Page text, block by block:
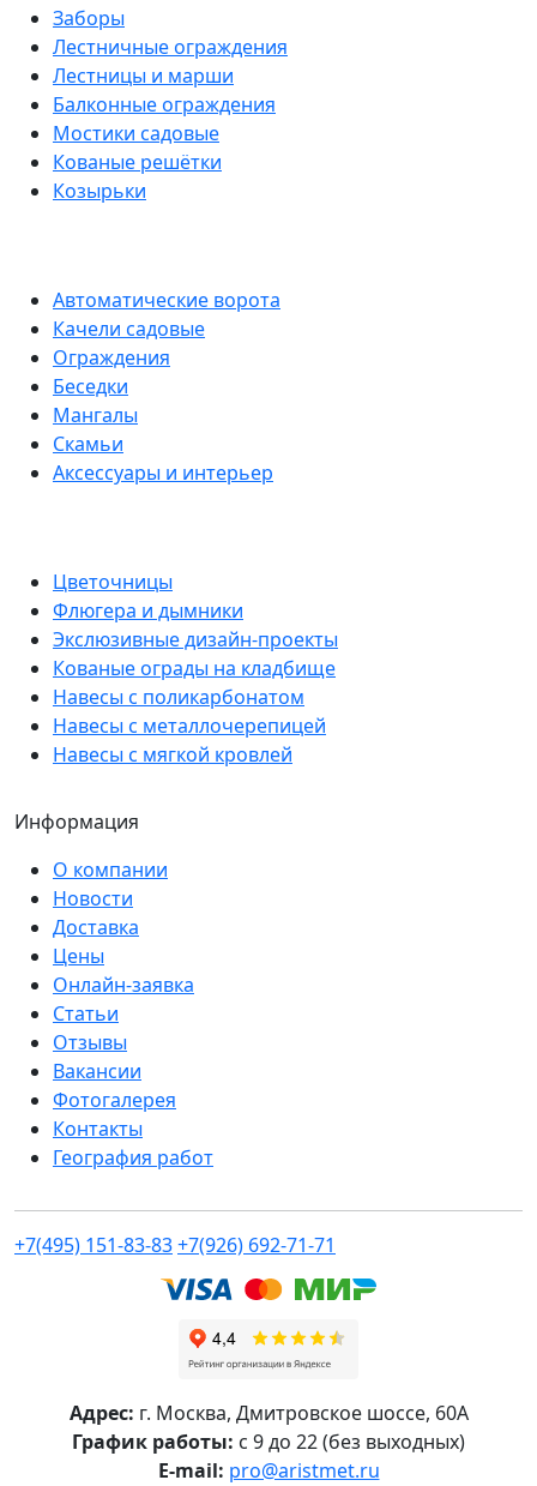
Заборы
Лестничные ограждения
Лестницы и марши
Балконные ограждения
Мостики садовые
Кованые решётки
Козырьки
Автоматические ворота
Качели садовые
Ограждения
Беседки
Мангалы
Скамьи
Аксессуары и интерьер
Цветочницы
Флюгера и дымники
Экслюзивные дизайн-проекты
Кованые ограды на кладбище
Навесы с поликарбонатом
Навесы с металлочерепицей
Навесы с мягкой кровлей
Информация
О компании
Новости
Доставка
Цены
Онлайн-заявка
Статьи
Отзывы
Вакансии
Фотогалерея
Контакты
География работ
+7(495) 151-83-83+7(926) 692-71-71
Адрес: г. Москва, Дмитровское шоссе, 60А
График работы: с 9 до 22 (без выходных)
E-mail: pro@aristmet.ru